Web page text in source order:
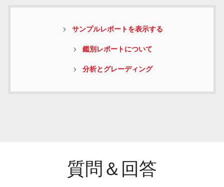
サンプルレポートを表示する
鑑別レポートについて
分析とグレーディング
質問＆回答